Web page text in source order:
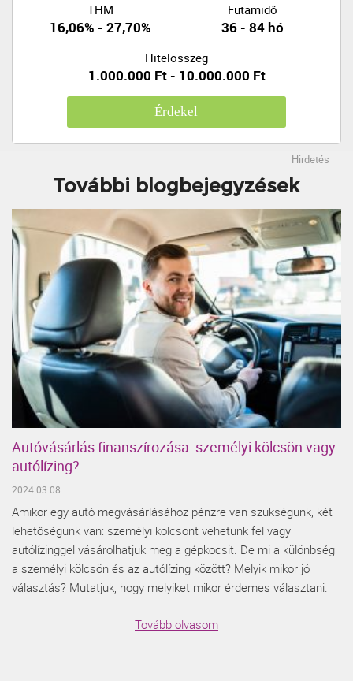
THM
16,06% - 27,70%
Futamidő
36 - 84 hó
Hitelösszeg
1.000.000 Ft - 10.000.000 Ft
Érdekel
Hirdetés
További blogbejegyzések
Autóvásárlás finanszírozása: személyi kölcsön vagy
autólízing?
2024.03.08.
Amikor egy autó megvásárlásához pénzre van szükségünk, két
lehetőségünk van: személyi kölcsönt vehetünk fel vagy
autólízinggel vásárolhatjuk meg a gépkocsit. De mi a különbség
a személyi kölcsön és az autólízing között? Melyik mikor jó
választás? Mutatjuk, hogy melyiket mikor érdemes választani.
Tovább olvasom